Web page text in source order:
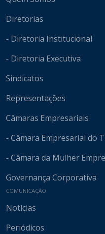
Diretorias
- Diretoria Institucional
- Diretoria Executiva
Sindicatos
Representações
Câmaras Empresariais
- Câmara Empresarial do
- Câmara da Mulher
Governança Corporativa
COMUNICAÇÃO
Notícias
Periódicos